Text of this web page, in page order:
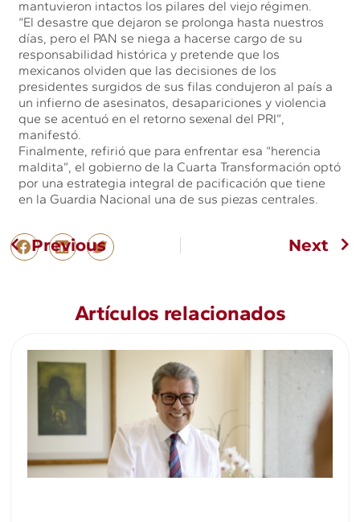
mantuvieron intactos los pilares del viejo régimen.
“El desastre que dejaron se prolonga hasta nuestros
días, pero el PAN se niega a hacerse cargo de su
responsabilidad histórica y pretende que los
mexicanos olviden que las decisiones de los
presidentes surgidos de sus filas condujeron al país a
un infierno de asesinatos, desapariciones y violencia
que se acentuó en el retorno sexenal del PRI”,
manifestó.
Finalmente, refirió que para enfrentar esa “herencia
maldita”, el gobierno de la Cuarta Transformación optó
por una estrategia integral de pacificación que tiene
en la Guardia Nacional una de sus piezas centrales.
Previous Next
Artículos relacionados